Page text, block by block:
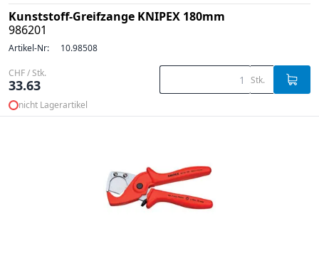
Kunststoff-Greifzange KNIPEX 180mm
986201
Artikel-Nr: 10.98508
CHF / Stk.
33.63 Stk.
nicht Lagerartikel